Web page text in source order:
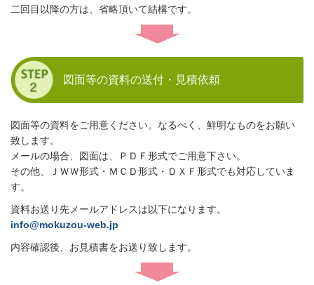
二回目以降の方は、省略頂いて結構です。
図面等の資料の送付・見積依頼
図面等の資料をご用意ください。なるべく、鮮明なものをお願い
致します。
メールの場合、図面は、ＰＤＦ形式でご用意下さい。
その他、ＪＷＷ形式・ＭＣＤ形式・ＤＸＦ形式でも対応していま
す。
資料お送り先メールアドレスは以下になります。
info@mokuzou-web.jp
内容確認後、お見積書をお送り致します。